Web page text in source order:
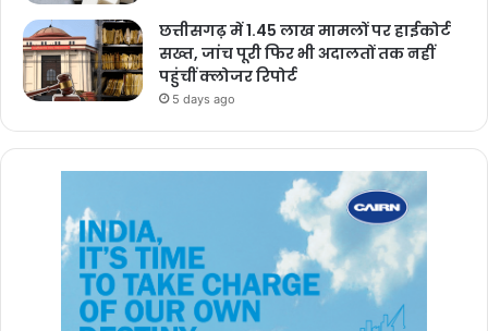
छत्तीसगढ़ में 1.45 लाख मामलों पर हाईकोर्ट
सख्त, जांच पूरी फिर भी अदालतों तक नहीं
पहुंचीं क्लोजर रिपोर्ट
5 days ago